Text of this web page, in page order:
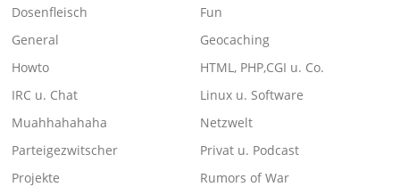
Dosenfleisch
Fun
General
Geocaching
Howto
HTML, PHP,CGI u. Co.
IRC u. Chat
Linux u. Software
Muahhahahaha
Netzwelt
Parteigezwitscher
Privat u. Podcast
Projekte
Rumors of War